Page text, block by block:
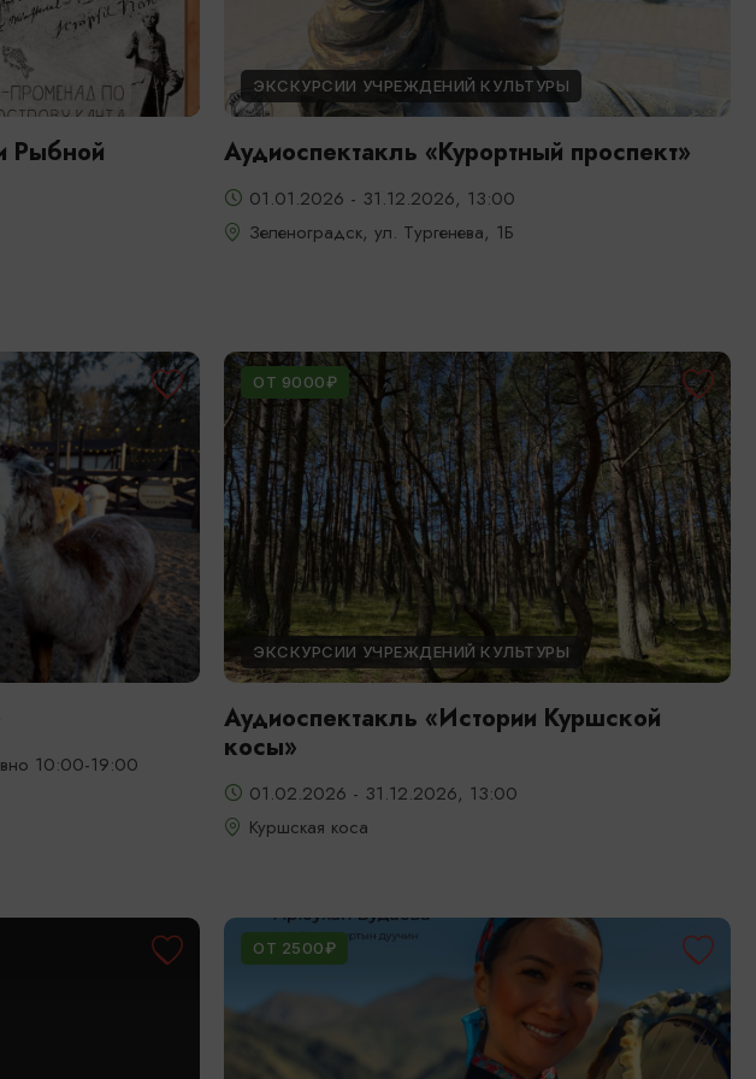
Рыбной
ЭКСКУРСИИ УЧРЕЖДЕНИЙ КУЛЬТУРЫ
Аудиоспектакль «Курортный проспект»
01.01.2026 - 31.12.2026, 13:00
Зеленоградск, ул. Тургенева, 1Б
10:00-19:00
ОТ 9000₽
ЭКСКУРСИИ УЧРЕЖДЕНИЙ КУЛЬТУРЫ
Аудиоспектакль «Истории Куршской
косы»
01.02.2026 - 31.12.2026, 13:00
Куршская коса
ОТ 2500₽